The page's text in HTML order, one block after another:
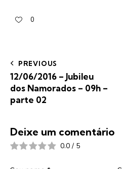
0
PREVIOUS
12/06/2016 – Jubileu
dos Namorados – 09h –
parte 02
Deixe um comentário
0.0 / 5